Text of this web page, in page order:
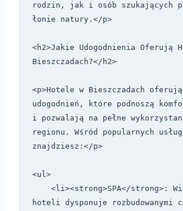
rodzin, jak i osób szukających
łonie natury.</p>
<h2>Jakie Udogodnienia Oferują
Bieszczadach?</h2>
<p>Hotele w Bieszczadach
udogodnień, które podnoszą
i pozwalają na pełne
regionu. Wśród popularnych usług
znajdziesz:</p>
<ul>
hoteli dysponuje rozbudowanymi